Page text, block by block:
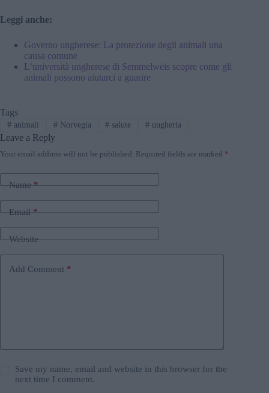
Leggi anche:
Governo ungherese: La protezione degli animali una
causa comune
L’università ungherese di Semmelweis scopre come gli
animali possono aiutarci a guarire
Tags
#animali #Norvegia # salute # ungheria
Leave a Reply
Your email address will not be published. Required fields are marked *
Name*
Email*
Website
Add Comment *
Save my name, email and website in this browser for the
next time I comment.